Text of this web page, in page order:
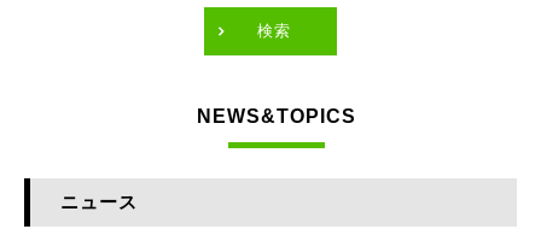
JR総武本線
検索
NEWS&TOPICS
ニュース